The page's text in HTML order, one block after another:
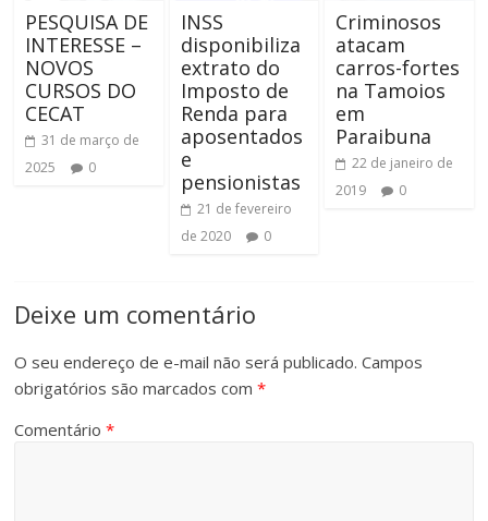
PESQUISA DE
INTERESSE –
NOVOS
CURSOS DO
CECAT
31 de março de
2025
0
INSS
disponibiliza
extrato do
Imposto de
Renda para
aposentados
e
pensionistas
21 de fevereiro
de 2020
0
Criminosos
atacam
carros-fortes
na Tamoios
em
Paraibuna
22 de janeiro de
2019
0
Deixe um comentário
O seu endereço de e-mail não será publicado. Campos
obrigatórios são marcados com*
Comentário*